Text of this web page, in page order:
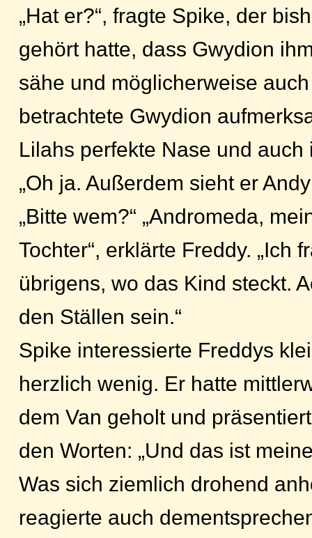
„Hat er?“, fragte Spike, der
gehört hatte, dass Gwydion
sähe und möglicherweise
betrachtete Gwydion
Lilahs perfekte Nase und auch
„Oh ja. Außerdem sieht er
„Bitte wem?“ „Andromeda,
Tochter“, erklärte Freddy. „Ich
übrigens, wo das Kind steckt.
den Ställen sein.“
Spike interessierte Freddys
herzlich wenig. Er hatte
dem Van geholt und
den Worten: „Und das ist
Was sich ziemlich drohend
reagierte auch